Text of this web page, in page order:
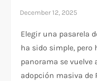
Elegir una pasarela
ha sido simple, pero
panorama se vuelve
adopción masiva de